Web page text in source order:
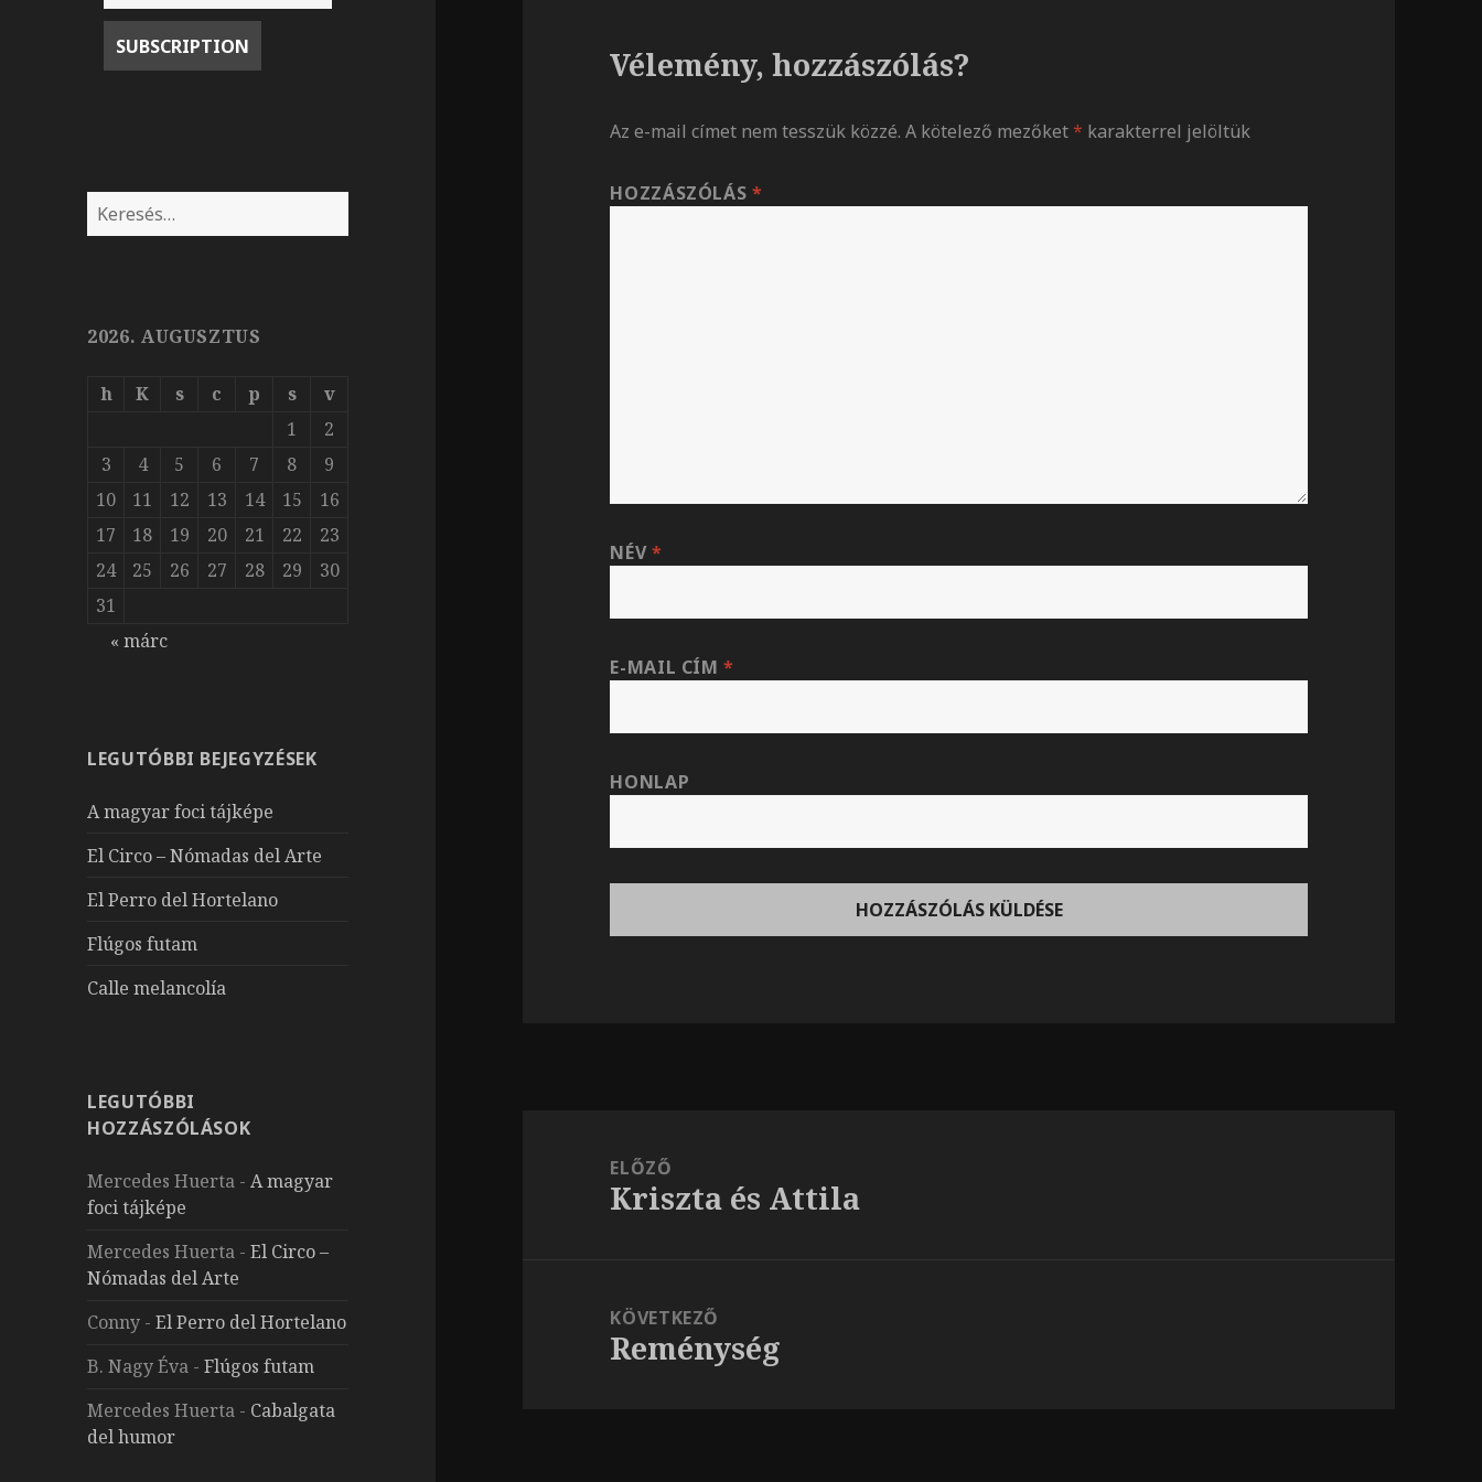
Keresés:
2026. AUGUSZTUS
h K s c p s
v
1
2
3
4 5 6 7 8
9
10
11 12 13 14 15
16
17
18 19 20 21 22
23
24
25 26 27 28 29
30
31
« márc
LEGUTÓBBI BEJEGYZÉSEK
A magyar foci tájképe
El Circo – Nómadas del Arte
El Perro del Hortelano
Flúgos futam
Calle melancolía
LEGUTÓBBI
HOZZÁSZÓLÁSOK
Mercedes Huerta -A magyar
foci tájképe
Mercedes Huerta -El Circo –
Nómadas del Arte
Conny -El Perro del Hortelano
B. Nagy Éva -Flúgos futam
Mercedes Huerta - Cabalgata
del humor
Vélemény, hozzászólás?
Az e-mail címet nem tesszük közzé. A kötelező mezőket* karakterrel jelöltük
HOZZÁSZÓLÁS*
NÉV*
E-MAIL CÍM*
HONLAP
navigációELŐZŐ
Korábbi
Kriszta és Attila
KÖVETKEZŐ
Következő
Reménység